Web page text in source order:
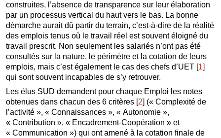
construites, l’absence de transparence sur leur élaboration
par un processus vertical du haut vers le bas. La bonne
démarche aurait dû partir du terrain, c’est-à-dire de la réalité
des emplois tenus où le travail réel est souvent éloigné du
travail prescrit. Non seulement les salariés n’ont pas été
consultés sur la nature, le périmètre et la cotation de leurs
emplois, mais c’est également le cas des chefs d’UET[1]
qui sont souvent incapables de s’y retrouver.
Les élus SUD demandent pour chaque Emploi les notes
obtenues dans chacun des 6 critères[2] (« Complexité de
l’activité », « Connaissances », « Autonomie »,
« Contribution », « Encadrement-Coopération » et
« Communication ») qui ont amené à la cotation finale de